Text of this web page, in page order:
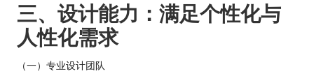
三、设计能力：满足个性化与
人性化需求
（一）专业设计团队